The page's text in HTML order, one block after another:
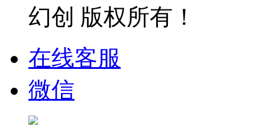
幻创 版权所有！
在线客服
微信